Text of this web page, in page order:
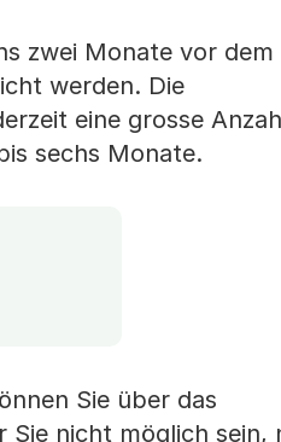
zwei Monate vor
werden. Die
eine grosse
sechs Monate.
Sie über das
nicht möglich sein,